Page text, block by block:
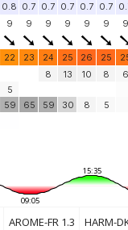
8.9 knots
0.8 0.7 0.7 0.7 0.7 0.7
9 9 9 9 9 9 9
22 23 24 25 26 25
5
59
65
8
59
13
30
10
8
8
5
6
15:35
09:05
AROME-FR 1.3 HARM-